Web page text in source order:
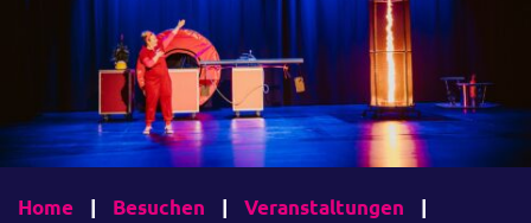
Home | Besuchen | Veranstaltungen
|